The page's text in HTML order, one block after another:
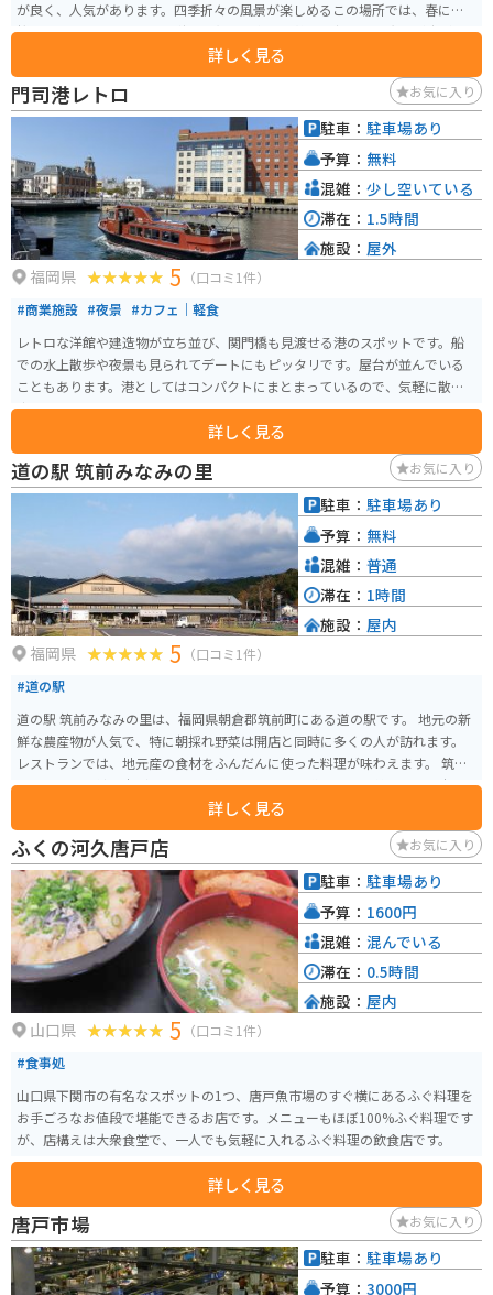
が良く、人気があります。四季折々の風景が楽しめるこの場所では、春には
桜、夏には緑豊かな木々、秋には紅葉、冬には静寂に包まれた光景が広が
り、訪れるたびに新しい発見があります。 また、芝生エリアが広がり、デイ
キャンプやピクニックにも適しています。ただし、バーベキューは禁止され
ているため、注意が必要です。駐車場やトイレも完備されており、利用時間
は7:00〜19:00までとなっています。夏場は混雑することが多いため、午前中
の早い時間に訪れるのがおすすめです。周辺にはコンビニエンスストアがな
いため、必要な物品は事前に準備しておくと良いでしょう。
詳しく見る
門司港レトロ お気に入り
福岡県 5 （口コミ1件）
#商業施設 #夜景 #カフェ｜軽食
レトロな洋館や建造物が立ち並び、関門橋も見渡せる港のスポットです。船
での水上散歩や夜景も見られてデートにもピッタリです。屋台が並んでいる
こともあります。港としてはコンパクトにまとまっているので、気軽に散策
出来ます。
詳しく見る
駐車： 駐車場あり
予算： 無料
混雑： 少し空いている
滞在： 1.5時間
施設： 屋外
道の駅 筑前みなみの里 お気に入り
福岡県 5 （口コミ1件）
#道の駅
道の駅 筑前みなみの里は、福岡県朝倉郡筑前町にある道の駅です。 地元の新
鮮な農産物が人気で、特に朝採れ野菜は開店と同時に多くの人が訪れます。
レストランでは、地元産の食材をふんだんに使った料理が味わえます。 筑前
町は古代から続く米どころとして知られており、道の駅でも美味しいお米を
使ったお弁当やお惣菜が販売されています。 バイクで訪れる際は、駐車場も
広く停めやすいので安心です。 周辺には、キリンビール福岡工場や、自然豊
かな公園などもあり、観光の拠点としてもおすすめです。 名産品としては、
あまおうを使ったスイーツや、筑前町のブランド米「夢つくし」などが人気
です。 道の駅 筑前みなみの里は、地元の魅力が詰まった道の駅なので、ぜひ
訪れてみてください。
詳しく見る
駐車： 駐車場あり
予算： 無料
混雑： 普通
滞在： 1時間
施設： 屋内
ふくの河久唐戸店 お気に入り
山口県 5 （口コミ1件）
#食事処
山口県下関市の有名なスポットの1つ、唐戸魚市場のすぐ横にあるふぐ料理を
お手ごろなお値段で堪能できるお店です。メニューもほぼ100%ふぐ料理です
が、店構えは大衆食堂で、一人でも気軽に入れるふぐ料理の飲食店です。
詳しく見る
駐車： 駐車場あり
予算： 1600円
混雑： 混んでいる
滞在： 0.5時間
施設： 屋内
唐戸市場 お気に入り
駐車： 駐車場あり
予算： 3000円